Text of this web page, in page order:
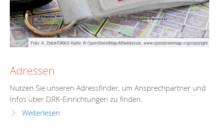
Adressen
Nutzen Sie unseren Adressfinder, um Ansprechpartner und
Infos über DRK-Einrichtungen zu finden.
Weiterlesen